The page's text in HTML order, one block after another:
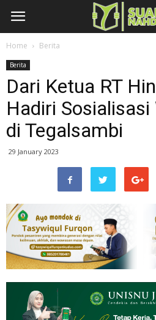
Home Berita
Berita
Dari Ketua RT
Hadiri Sosialisasi
di Tegalsambi
29 January 2023